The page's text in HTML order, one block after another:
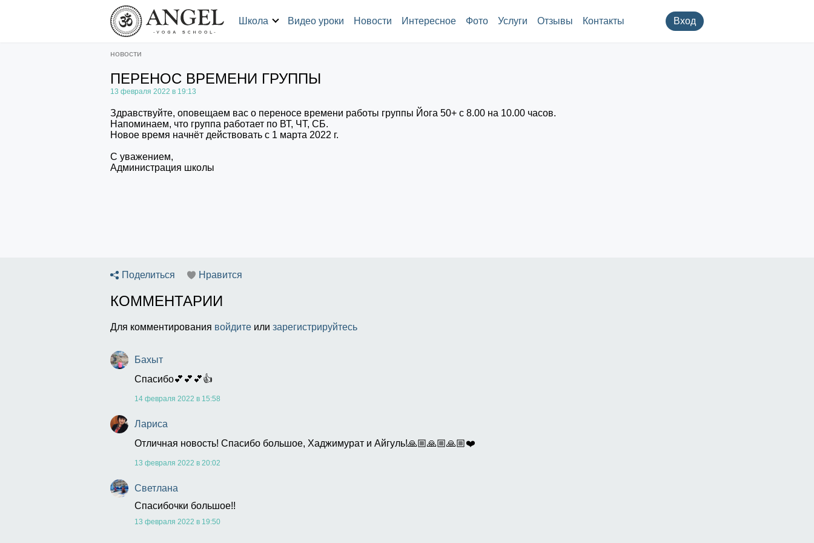
. Школа Видео уроки Новости Интересное Фото Услуги Отзывы Контакты Вход
новости
ПЕРЕНОС ВРЕМЕНИ ГРУППЫ
13 февраля 2022 в 19:13
Здравствуйте, оповещаем вас о переносе времени работы группы Йога 50+ с 8.00 на 10.00 часов.
Напоминаем, что группа работает по ВТ, ЧТ, СБ.
Новое время начнёт действовать с 1 марта 2022 г.
С уважением,
Администрация школы
Поделиться Нравится
КОММЕНТАРИИ
Для комментирования войдите или зарегистрируйтесь
Бахыт
Спасибо💕💕💕👍
14 февраля 2022 в 15:58
Лариса
Отличная новость! Спасибо большое, Хаджимурат и Айгуль!🙏🏼🙏🏼🙏🏼❤️
13 февраля 2022 в 20:02
Светлана
Спасибочки большое!!
13 февраля 2022 в 19:50